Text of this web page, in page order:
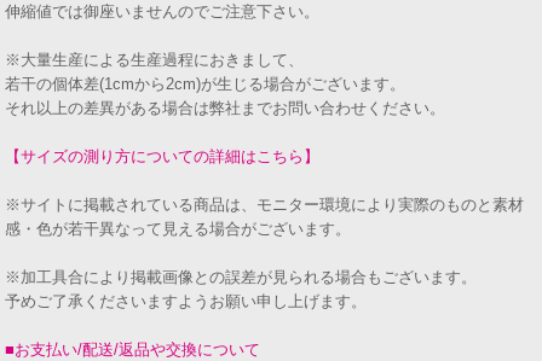
伸縮値では御座いませんのでご注意下さい。
※大量生産による生産過程におきまして、
若干の個体差(1cmから2cm)が生じる場合がございます。
それ以上の差異がある場合は弊社までお問い合わせください。
【サイズの測り方についての詳細はこちら】
※サイトに掲載されている商品は、モニター環境により実際のものと素材
感・色が若干異なって見える場合がございます。
※加工具合により掲載画像との誤差が見られる場合もございます。
予めご了承くださいますようお願い申し上げます。
■お支払い/配送/返品や交換について